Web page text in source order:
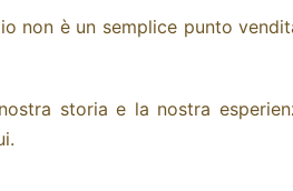
non è un semplice punto
storia e la nostra
.